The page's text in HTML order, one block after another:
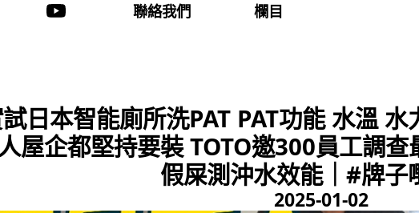
聯絡我們 欄目
日本智能廁所洗PAT PAT功能 水溫 水
屋企都堅持要裝 TOTO邀300員工調
假屎測沖水效能｜#牌子
2025-01-02